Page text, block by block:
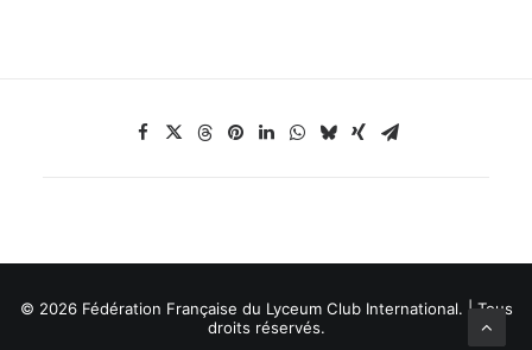
© 2026 Fédération Française du Lyceum Club International. | Tous
droits réservés.